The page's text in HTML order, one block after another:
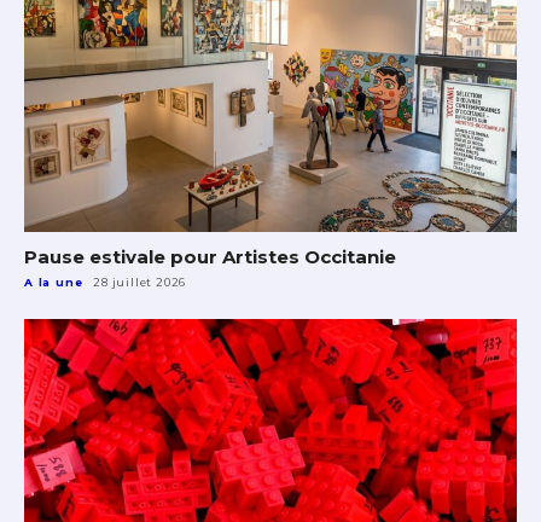
Pause estivale pour Artistes Occitanie
A la une 28 juillet 2026